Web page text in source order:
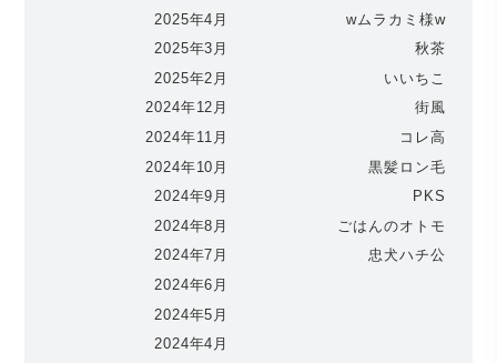
2025年4月
2025年3月
2025年2月
2024年12月
2024年11月
2024年10月
2024年9月
2024年8月
2024年7月
2024年6月
2024年5月
2024年4月
wムラカミ様w
秋茶
いいちこ
街風
コレ高
黒髪ロン毛
PKS
ごはんのオトモ
忠犬ハチ公